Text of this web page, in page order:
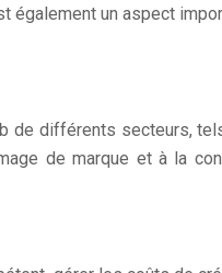
un aspect
différents secteurs,
de marque et à la